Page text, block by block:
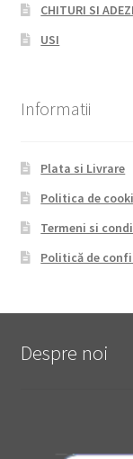
CHITURI SI
USI
Informatii
Plata si Livrare
Politica de
Termeni si
Politică de
Despre noi